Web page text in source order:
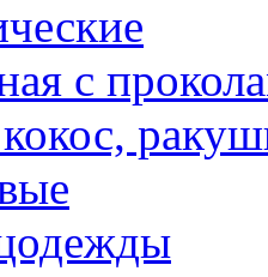
с